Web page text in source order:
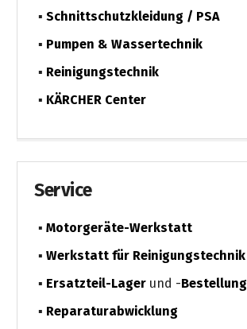
Schnittschutzkleidung / PSA
Pumpen & Wassertechnik
Reinigungstechnik
KÄRCHER Center
Service
Motorgeräte-Werkstatt
Werkstatt für Reinigungstechnik
Ersatzteil-Lager und -Bestellung
Reparaturabwicklung